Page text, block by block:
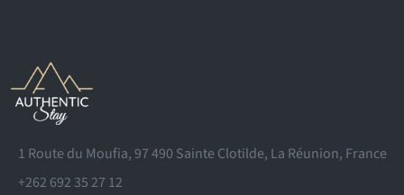
1 Route du Moufia, 97 490 Sainte Clotilde, La Réunion, France
+262 692 35 27 12